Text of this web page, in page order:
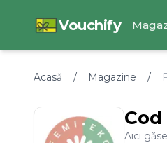
Vouchify
Acasă / Magazine /
Aici